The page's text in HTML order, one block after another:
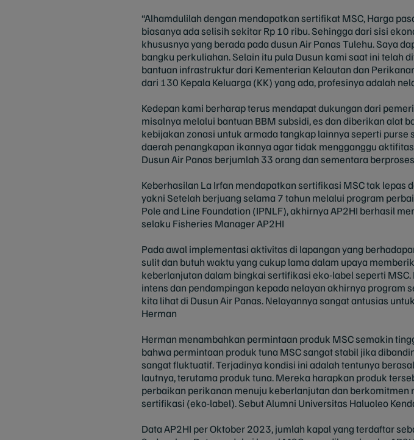
“Alhamdulilah dengan mendapatkan sertifikat MSC, Harga
biasanya ada selisih sekitar Rp 10 ribu. Sehingga dari sisi
khususnya yang berada pada dusun Air Panas Tulehu. Saya
bangku perkuliahan. Selain itu pula Dusun kami saat ini telah
bantuan infrastruktur dari Kementerian Kelautan dan
dari 130 Kepala Keluarga (KK) yang ada, profesinya adalah
Kedepan kami berharap terus mendapat dukungan dari
misalnya melalui bantuan BBM subsidi, es dan diberikan alat
kebijakan zonasi untuk armada tangkap lainnya seperti
daerah penangkapan ikannya agar tidak mengganggu
Dusun Air Panas berjumlah 33 orang dan sementara
Keberhasilan La Irfan mendapatkan sertifikasi MSC tak lepas
yakni Setelah berjuang selama 7 tahun melalui program
Pole and Line Foundation (IPNLF), akhirnya AP2HI berhasil
selaku Fisheries Manager AP2HI
Pada awal implementasi aktivitas di lapangan yang
sulit dan butuh waktu yang cukup lama dalam upaya
keberlanjutan dalam bingkai sertifikasi eko-label seperti
intens dan pendampingan kepada nelayan akhirnya
kita lihat di Dusun Air Panas. Nelayannya sangat antusias
Herman
Herman menambahkan permintaan produk MSC semakin
bahwa permintaan produk tuna MSC sangat stabil jika
sangat fluktuatif. Terjadinya kondisi ini adalah tentunya
lautnya, terutama produk tuna. Mereka harapkan produk
perbaikan perikanan menuju keberlanjutan dan
sertifikasi (eko-label). Sebut Alumni Universitas Haluoleo
Data AP2HI per Oktober 2023, jumlah kapal yang terdaftar